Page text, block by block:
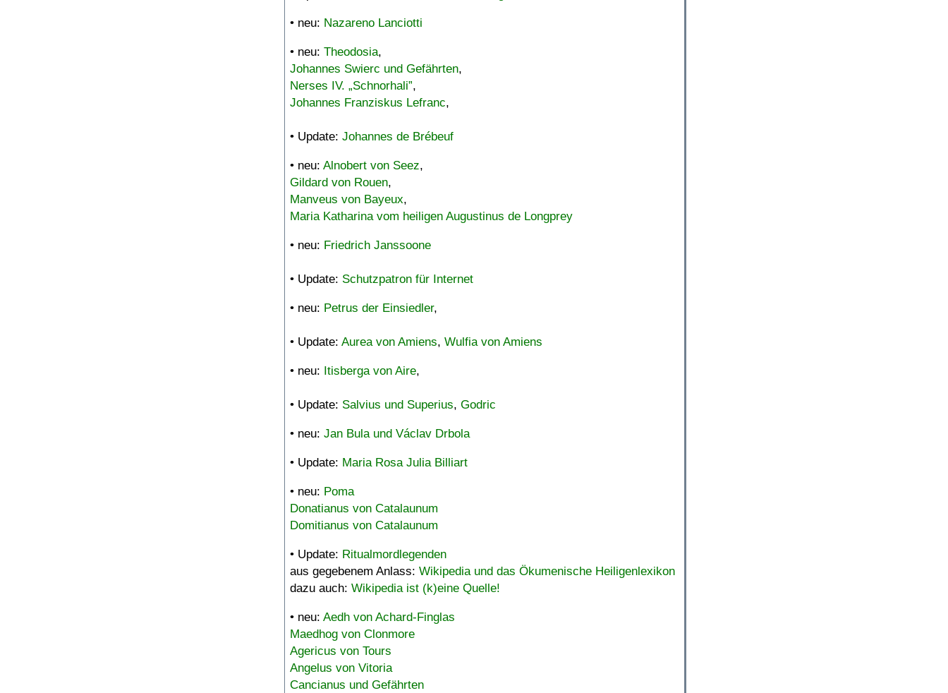
• neu: Nazareno Lanciotti
• neu: Theodosia,
Johannes Swierc und Gefährten,
Nerses IV. „Schnorhali”,
Johannes Franziskus Lefranc,
• Update: Johannes de Brébeuf
• neu: Alnobert von Seez,
Gildard von Rouen,
Manveus von Bayeux,
Maria Katharina vom heiligen Augustinus de Longprey
• neu: Friedrich Janssoone
• Update: Schutzpatron für Internet
• neu: Petrus der Einsiedler,
• Update: Aurea von Amiens, Wulfia von Amiens
• neu: Itisberga von Aire,
• Update: Salvius und Superius, Godric
• neu: Jan Bula und Václav Drbola
• Update: Maria Rosa Julia Billiart
• neu: Poma
Donatianus von Catalaunum
Domitianus von Catalaunum
• Update: Ritualmordlegenden
aus gegebenem Anlass: Wikipedia und das Ökumenische Heiligenlexikon
dazu auch: Wikipedia ist (k)eine Quelle!
• neu: Aedh von Achard-Finglas
Maedhog von Clonmore
Agericus von Tours
Angelus von Vitoria
Cancianus und Gefährten